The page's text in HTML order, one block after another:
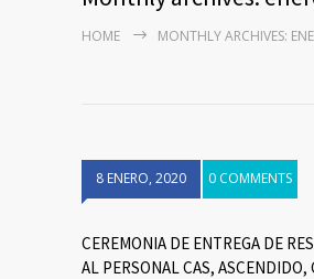
HOME MONTHLY ARCHIVES:
8 ENERO, 2020 0 COMMENTS
CEREMONIA DE ENTREGA DE
AL PERSONAL CAS, ASCENDIDO,